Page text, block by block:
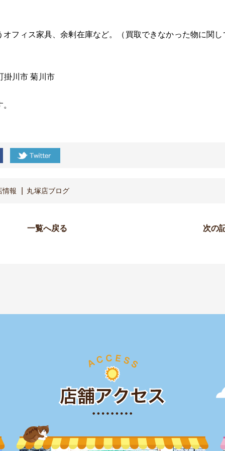
フィス家具、余剰在庫など。（買取できなかった物に関し
掛川市 菊川市
情報 丸塚店ブログ
一覧へ戻る 次の